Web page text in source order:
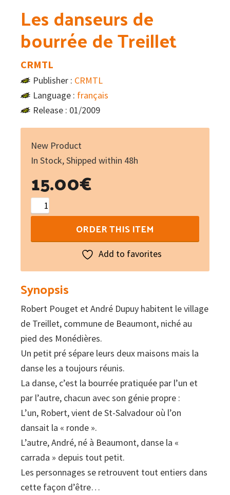
Les danseurs de
bourrée de Treillet
CRMTL
Publisher : CRMTL
Language : français
Release : 01/2009
New Product
In Stock, Shipped within 48h
15.00€
danseurs
quantity
ORDER THIS ITEM
Add to favorites
Synopsis
Robert Pouget et André Dupuy habitent le village
de Treillet, commune de Beaumont, niché au
pied des Monédières.
Un petit pré sépare leurs deux maisons mais la
danse les a toujours réunis.
La danse, c’est la bourrée pratiquée par l’un et
par l’autre, chacun avec son génie propre :
L’un, Robert, vient de St-Salvadour où l’on
dansait la « ronde ».
L’autre, André, né à Beaumont, danse la «
carrada » depuis tout petit.
Les personnages se retrouvent tout entiers dans
cette façon d’être…